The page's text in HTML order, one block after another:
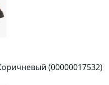
(00000017532)